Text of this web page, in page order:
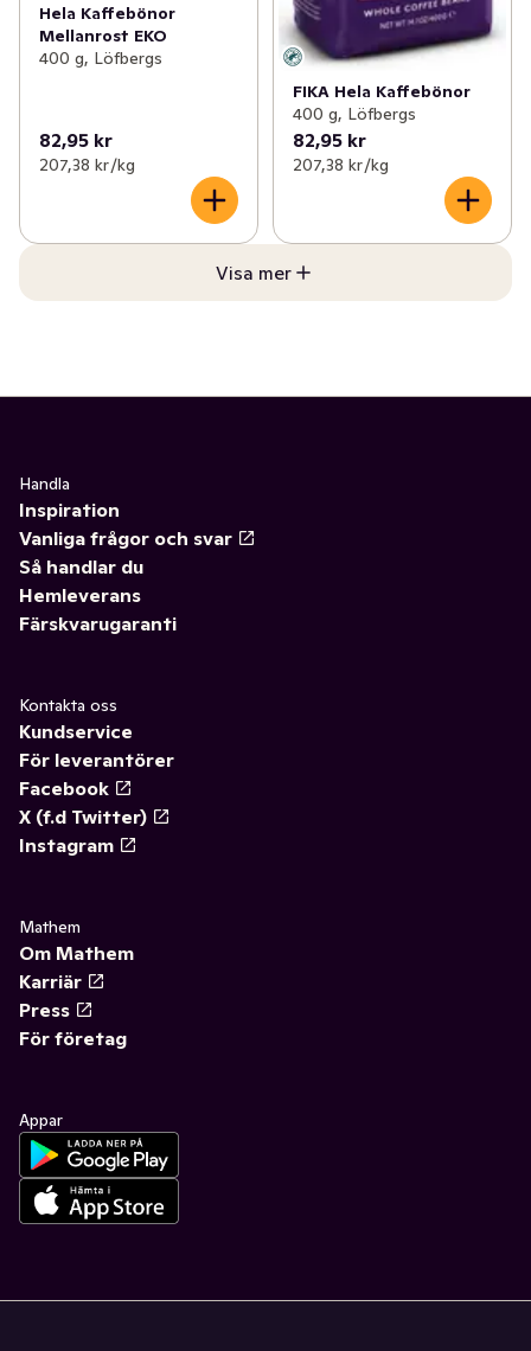
Hela Kaffebönor
Mellanrost EKO
400 g, Löfbergs
82,95 kr
207,38 kr /kg
FIKA Hela Kaffebönor
400 g, Löfbergs
82,95 kr
207,38 kr /kg
Visa mer
Handla
Inspiration
Vanliga frågor och svar
Så handlar du
Hemleverans
Färskvarugaranti
Kontakta oss
Kundservice
För leverantörer
Facebook
X (f.d Twitter)
Instagram
Mathem
Om Mathem
Karriär
Press
För företag
Appar